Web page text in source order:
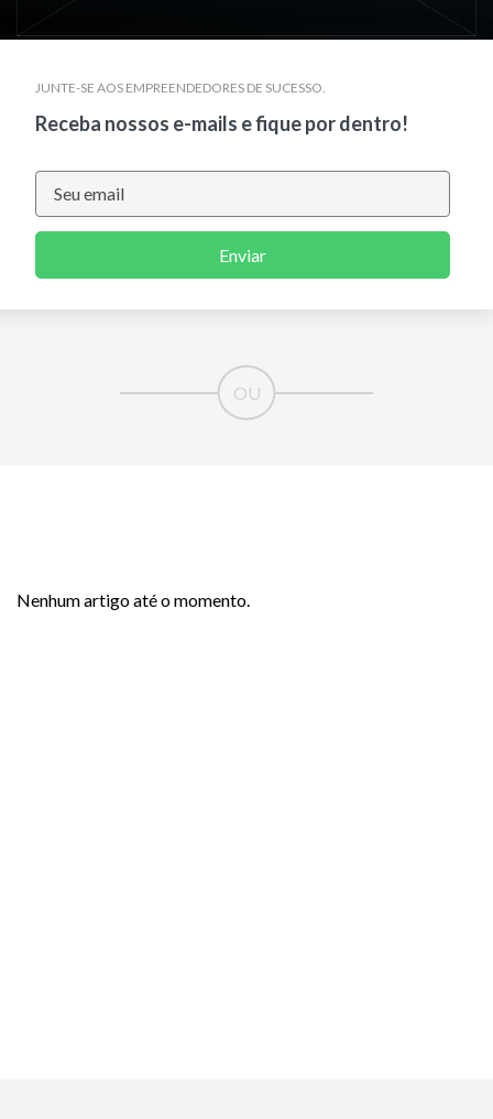
JUNTE-SE AOS EMPREENDEDORES DE SUCESSO.
Receba nossos e-mails e fique por dentro!
Enviar
Nenhum artigo até o momento.